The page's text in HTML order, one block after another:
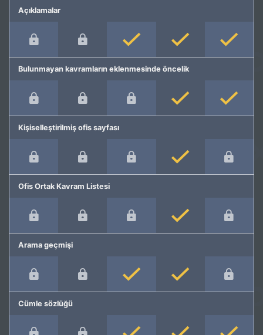
Açıklamalar
Bulunmayan kavramların eklenmesinde öncelik
Kişiselleştirilmiş ofis sayfası
Ofis Ortak Kavram Listesi
Arama geçmişi
Cümle sözlüğü